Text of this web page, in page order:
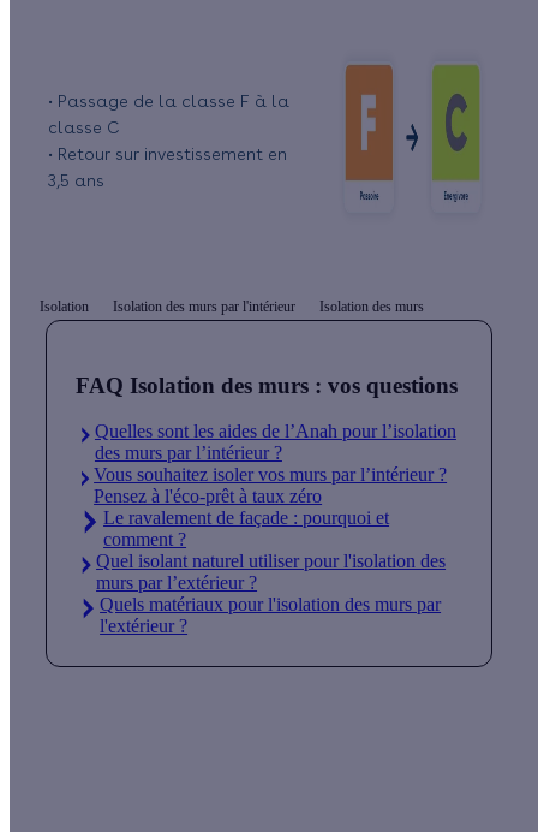
• Passage de la classe F à la
classe C
• Retour sur investissement en
3,5 ans
Isolation Isolation des murs par l'intérieur Isolation des murs
FAQ Isolation des murs : vos questions
Quelles sont les aides de l’Anah pour l’isolation
des murs par l’intérieur ?
Vous souhaitez isoler vos murs par l’intérieur ?
Pensez à l'éco-prêt à taux zéro
Le ravalement de façade : pourquoi et
comment ?
Quel isolant naturel utiliser pour l'isolation des
murs par l’extérieur ?
Quels matériaux pour l'isolation des murs par
l'extérieur ?